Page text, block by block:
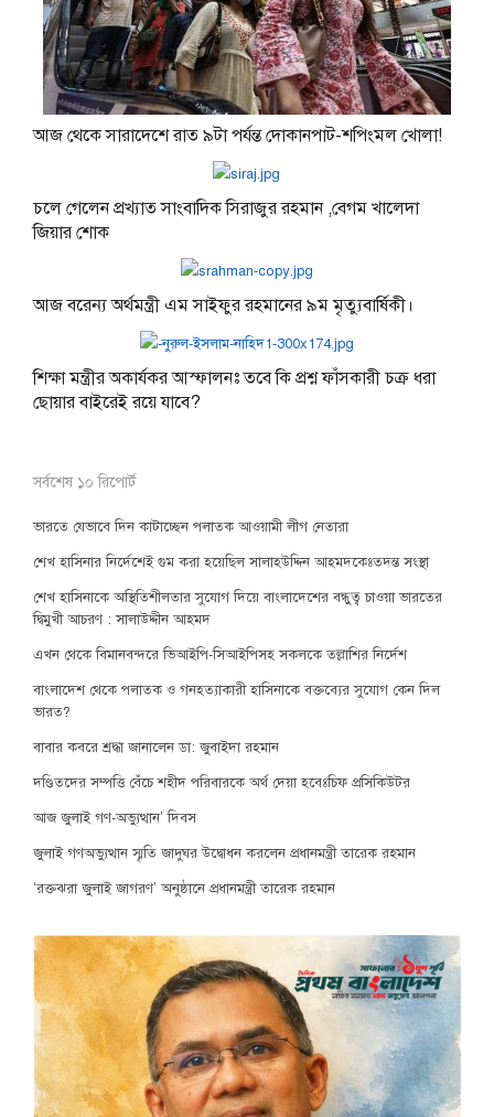
আজ থেকে সারাদেশে রাত ৯টা পর্যন্ত দোকানপাট-শপিংমল খোলা!
চলে গেলেন প্রখ্যাত সাংবাদিক সিরাজুর রহমান ,বেগম খালেদা
জিয়ার শোক
আজ বরেন্য অর্থমন্ত্রী এম সাইফুর রহমানের ৯ম মৃত্যুবার্ষিকী।
শিক্ষা মন্ত্রীর অকার্যকর আস্ফালনঃ তবে কি প্রশ্ন ফাঁসকারী চক্র ধরা
ছোয়ার বাইরেই রয়ে যাবে?
সর্বশেষ ১০ রিপোর্ট
ভারতে যেভাবে দিন কাটাচ্ছেন পলাতক আওয়ামী লীগ নেতারা
শেখ হাসিনার নির্দেশেই গুম করা হয়েছিল সালাহউদ্দিন আহমদকেঃতদন্ত সংস্থা
শেখ হাসিনাকে অস্থিতিশীলতার সুযোগ দিয়ে বাংলাদেশের বন্ধুত্ব চাওয়া ভারতের
দ্বিমুখী আচরণ : সালাউদ্দীন আহমদ
এখন থেকে বিমানবন্দরে ভিআইপি-সিআইপিসহ সকলকে তল্লাশির নির্দেশ
বাংলাদেশ থেকে পলাতক ও গনহত্যাকারী হাসিনাকে বক্তব্যের সুযোগ কেন দিল
ভারত?
বাবার কবরে শ্রদ্ধা জানালেন ডা: জুবাইদা রহমান
দণ্ডিতদের সম্পত্তি বেঁচে শহীদ পরিবারকে অর্থ দেয়া হবেঃচিফ প্রসিকিউটর
আজ জুলাই গণ-অভ্যুত্থান’ দিবস
জুলাই গণঅভ্যুত্থান স্মৃতি জাদুঘর উদ্বোধন করলেন প্রধানমন্ত্রী তারেক রহমান
‘রক্তঝরা জুলাই জাগরণ’ অনুষ্ঠানে প্রধানমন্ত্রী তারেক রহমান